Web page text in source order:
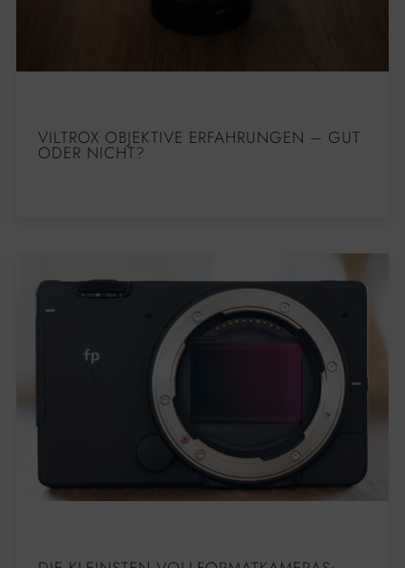
VILTROX OBJEKTIVE ERFAHRUNGEN – GUT
ODER NICHT?